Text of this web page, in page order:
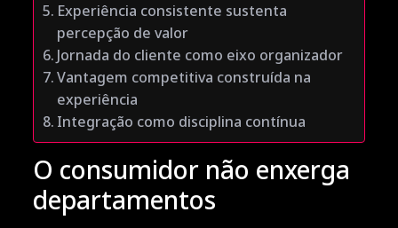
Experiência consistente sustenta
percepção de valor
Jornada do cliente como eixo organizador
Vantagem competitiva construída na
experiência
Integração como disciplina contínua
O consumidor não enxerga
departamentos